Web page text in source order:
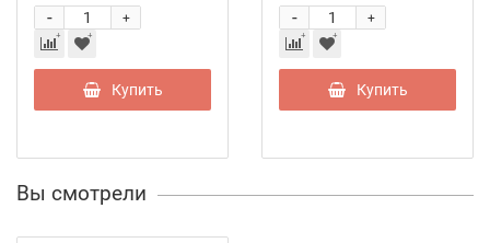
+
-
Купить
+
-
Купить
Вы смотрели